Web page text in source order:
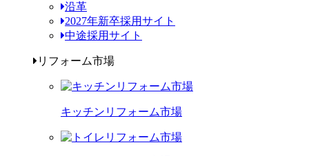
沿革
2027年新卒採用サイト
中途採用サイト
リフォーム市場
キッチンリフォーム市場